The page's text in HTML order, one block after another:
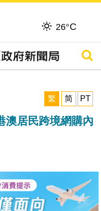
26°C
搜尋
繁
简 PT
澳居民跨境網購內